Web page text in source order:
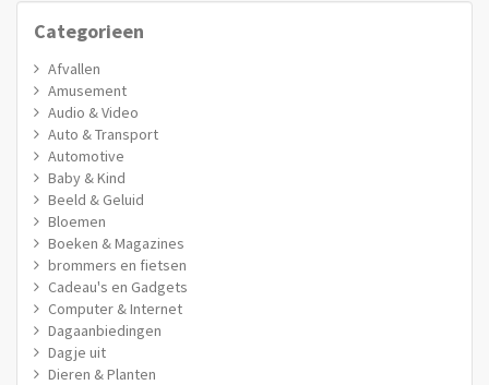
Categorieen
Afvallen
Amusement
Audio & Video
Auto & Transport
Automotive
Baby & Kind
Beeld & Geluid
Bloemen
Boeken & Magazines
brommers en fietsen
Cadeau's en Gadgets
Computer & Internet
Dagaanbiedingen
Dagje uit
Dieren & Planten